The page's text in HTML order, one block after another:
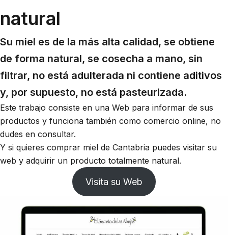
natural
Su miel es de la más alta calidad, se obtiene
de forma natural, se cosecha a mano, sin
filtrar, no está adulterada ni contiene aditivos
y, por supuesto, no está pasteurizada.
Este trabajo consiste en una Web para informar de sus
productos y funciona también como comercio online, no
dudes en consultar.
Y si quieres comprar miel de Cantabria puedes visitar su
web y adquirir un producto totalmente natural.
Visita su Web